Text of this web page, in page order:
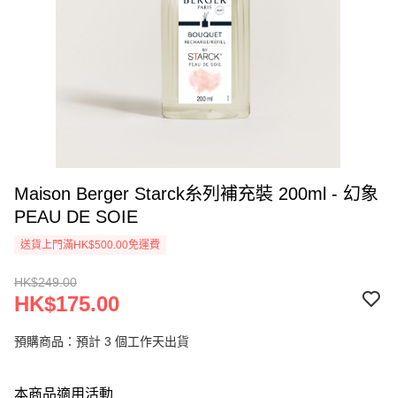
Maison Berger Starck糸列補充裝 200ml - 幻象
PEAU DE SOIE
送貨上門滿HK$500.00免運費
HK$249.00
HK$175.00
預購商品：預計 3 個工作天出貨
本商品適用活動